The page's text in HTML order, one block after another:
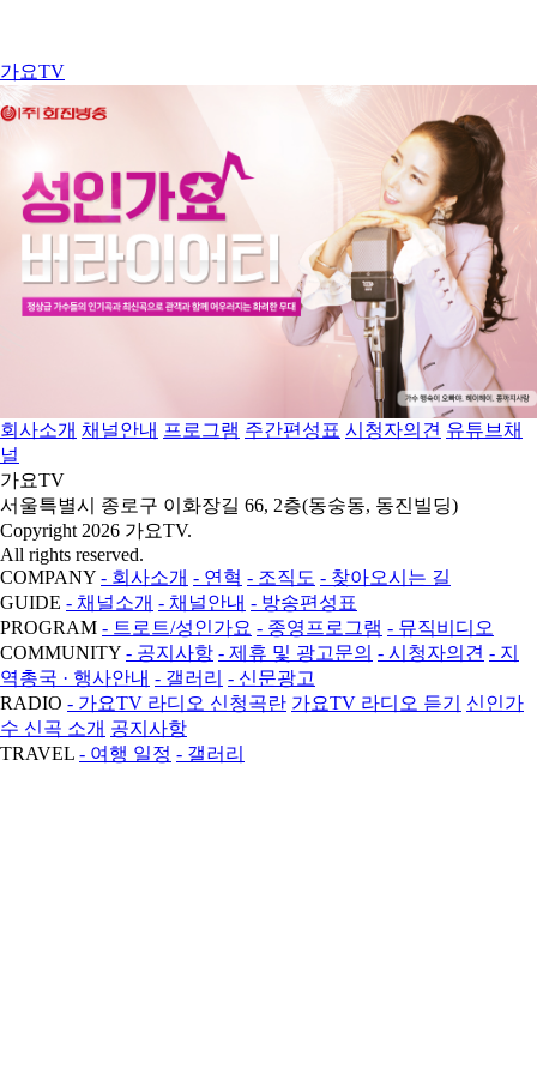
가요TV
회사소개 채널안내 프로그램 주간편성표 시청자의견 유튜브채
널
가요TV
서울특별시 종로구 이화장길 66, 2층(동숭동, 동진빌딩)
Copyright 2026 가요TV.
All rights reserved.
COMPANY - 회사소개 - 연혁 - 조직도 - 찾아오시는 길
GUIDE - 채널소개 - 채널안내 - 방송편성표
PROGRAM - 트로트/성인가요 - 종영프로그램 - 뮤직비디오
COMMUNITY - 공지사항 - 제휴 및 광고문의 - 시청자의견 - 지
역총국 · 행사안내 - 갤러리 - 신문광고
RADIO - 가요TV 라디오 신청곡란 가요TV 라디오 듣기
신인가
수 신곡 소개 공지사항
TRAVEL - 여행 일정 - 갤러리